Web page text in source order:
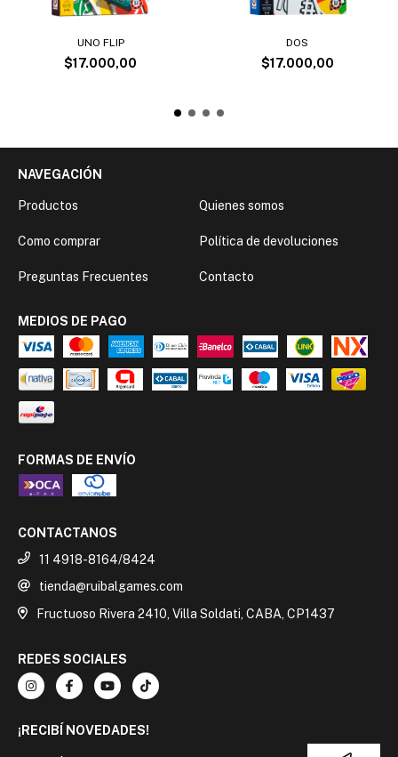
UNO FLIP
$17.000,00
DOS
$17.000,00
NAVEGACIÓN
Productos Quienes somos
Como comprar Política de devoluciones
Preguntas Frecuentes Contacto
MEDIOS DE PAGO
FORMAS DE ENVÍO
CONTACTANOS
11 4918-8164/8424
tienda@ruibalgames.com
Fructuoso Rivera 2410, Villa Soldati, CABA, CP1437
REDES SOCIALES
¡RECIBÍ NOVEDADES!